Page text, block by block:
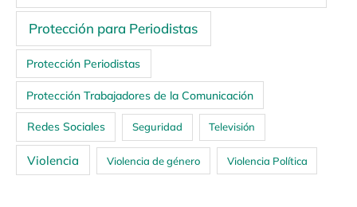
Protección para Periodistas
Protección Periodistas
Protección Trabajadores de la Comunicación
Redes Sociales Seguridad Televisión
Violencia Violencia de género Violencia Política